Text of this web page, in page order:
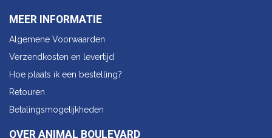
MEER INFORMATIE
Algemene Voorwaarden
Verzendkosten en levertijd
Hoe plaats ik een bestelling?
Retouren
Betalingsmogelijkheden
OVER ANIMAL BOULEVARD